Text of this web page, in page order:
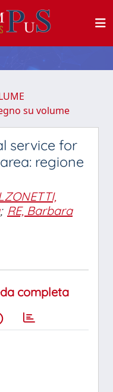
su volume
service for
regione
; RE, Barbara
completa